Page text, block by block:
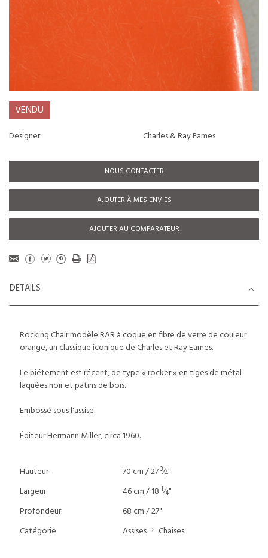
VENDU
Designer Charles & Ray Eames
NOUS CONTACTER
AJOUTER À MES ENVIES
AJOUTER AU COMPARATEUR
DETAILS
Rocking Chair modèle RAR à coque en fibre de verre de couleur
orange, un classique iconique de Charles et Ray Eames.
Le piétement est récent, de type « rocker » en tiges de métal
laquées noir et patins de bois.
Embossé sous l'assise.
Éditeur Hermann Miller, circa 1960.
Hauteur 70 cm / 273⁄4"
Largeur
46 cm / 18 1⁄4"
Profondeur
68 cm / 27"
Catégorie
Assises Chaises